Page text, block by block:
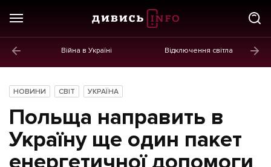
Війна в Україні Відключення світла
Новини
Політика
Економіка
Бізнес
НОВИНИ СВІТ УКРАЇНА
Польща направить в
Україну ще один пакет